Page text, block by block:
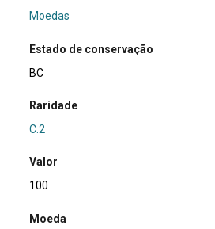
Moedas
Estado de conservação
BC
Raridade
C.2
Valor
100
Moeda